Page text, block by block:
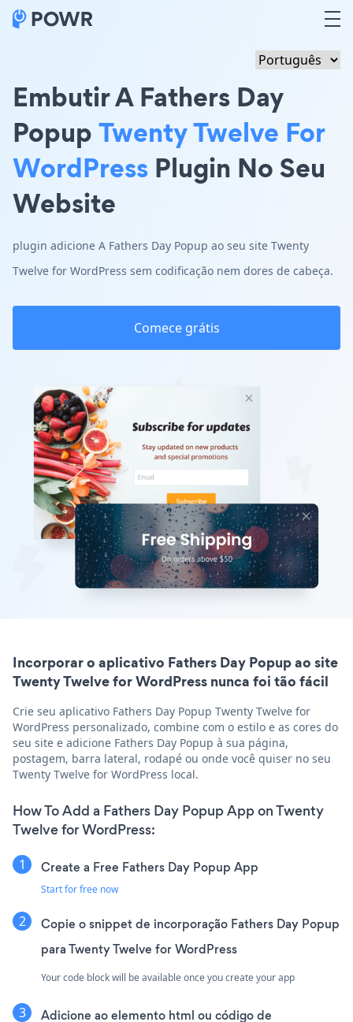
Embutir A Fathers Day
PopupTwenty Twelve For
WordPress Plugin No Seu
Website
plugin adicione A Fathers Day Popup ao seu site Twenty
Twelve for WordPress sem codificação nem dores de cabeça.
Comece grátis
Incorporar o aplicativo Fathers Day Popup ao site
Twenty Twelve for WordPress nunca foi tão fácil
Crie seu aplicativo Fathers Day Popup Twenty Twelve for
WordPress personalizado, combine com o estilo e as cores do
seu site e adicione Fathers Day Popup à sua página,
postagem, barra lateral, rodapé ou onde você quiser no seu
Twenty Twelve for WordPress local.
How To Add a Fathers Day Popup App on Twenty
Twelve for WordPress:
Create a Free Fathers Day Popup App
Start for free now
Copie o snippet de incorporação Fathers Day Popup
para Twenty Twelve for WordPress
Your code block will be available once you create your app
Adicione ao elemento html ou código de